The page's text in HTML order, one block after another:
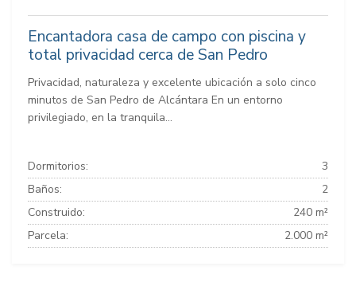
Encantadora casa de campo con piscina y
total privacidad cerca de San Pedro
Privacidad, naturaleza y excelente ubicación a solo cinco
minutos de San Pedro de Alcántara En un entorno
privilegiado, en la tranquila...
Dormitorios:
3
Baños:
2
Construido:
240 m²
Parcela:
2.000 m²